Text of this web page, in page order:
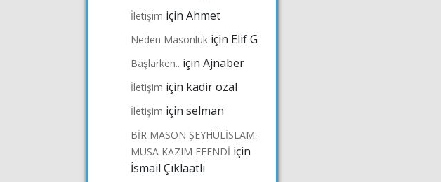
İletişim için Ahmet
Neden Masonlukiçin Elif G
Başlarken.. için Ajnaber
İletişim için kadir özal
İletişim için selman
BİR MASON ŞEYHÜLİSLAM:
MUSA KAZIM EFENDİ için
İsmail Çıklaatlı